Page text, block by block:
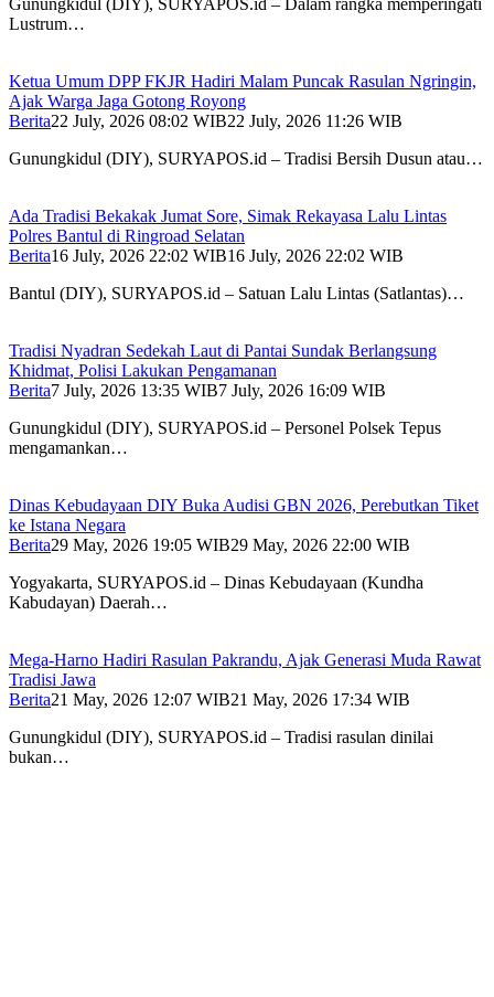
Gunungkidul (DIY), SURYAPOS.id – Dalam rangka memperingati
Lustrum…
Ketua Umum DPP FKJR Hadiri Malam Puncak Rasulan Ngringin,
Ajak Warga Jaga Gotong Royong
Berita22 July, 2026 08:02 WIB22 July, 2026 11:26 WIB
Gunungkidul (DIY), SURYAPOS.id – Tradisi Bersih Dusun atau…
Ada Tradisi Bekakak Jumat Sore, Simak Rekayasa Lalu Lintas
Polres Bantul di Ringroad Selatan
Berita16 July, 2026 22:02 WIB16 July, 2026 22:02 WIB
Bantul (DIY), SURYAPOS.id – Satuan Lalu Lintas (Satlantas)…
Tradisi Nyadran Sedekah Laut di Pantai Sundak Berlangsung
Khidmat, Polisi Lakukan Pengamanan
Berita7 July, 2026 13:35 WIB7 July, 2026 16:09 WIB
Gunungkidul (DIY), SURYAPOS.id – Personel Polsek Tepus
mengamankan…
Dinas Kebudayaan DIY Buka Audisi GBN 2026, Perebutkan Tiket
ke Istana Negara
Berita29 May, 2026 19:05 WIB29 May, 2026 22:00 WIB
Yogyakarta, SURYAPOS.id – Dinas Kebudayaan (Kundha
Kabudayan) Daerah…
Mega-Harno Hadiri Rasulan Pakrandu, Ajak Generasi Muda Rawat
Tradisi Jawa
Berita21 May, 2026 12:07 WIB21 May, 2026 17:34 WIB
Gunungkidul (DIY), SURYAPOS.id – Tradisi rasulan dinilai
bukan…